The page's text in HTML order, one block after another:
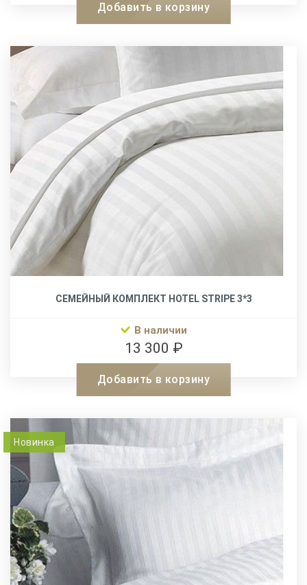
Добавить в корзину
СЕМЕЙНЫЙ КОМПЛЕКТ HOTEL STRIPE 3*3
В наличии
13 300 ₽
Добавить в корзину
Новинка